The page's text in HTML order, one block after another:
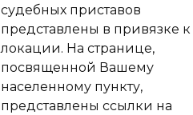
судебных приставов
представлены в привязке к
локации. На странице,
посвященной Вашему
населенному пункту,
представлены ссылки на